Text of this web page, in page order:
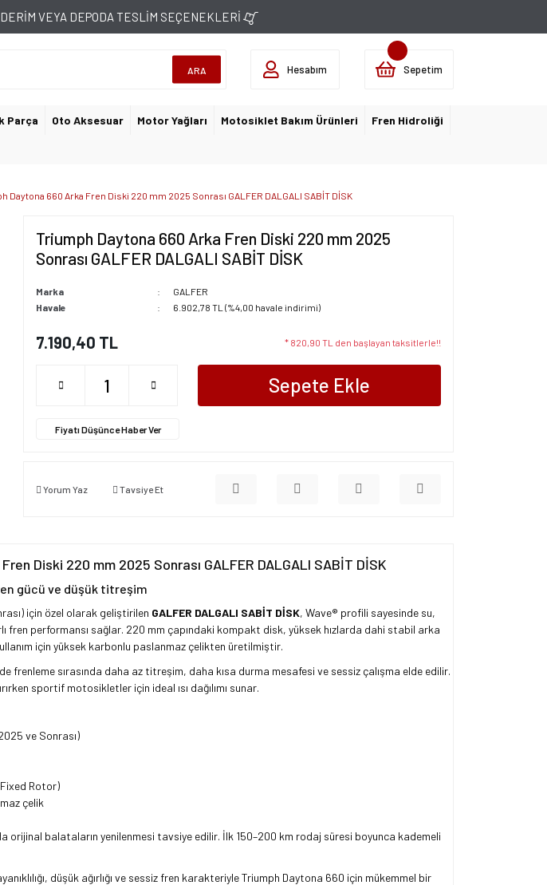
VEYA DEPODA TESLİM SEÇENEKLERİ
ARA Hesabım Sepetim
Parça Oto Aksesuar Motor Yağları Motosiklet Bakım Ürünleri Fren Hidroliği
Daytona 660 Arka Fren Diski 220 mm 2025 Sonrası GALFER DALGALI SABİT DİSK
Triumph Daytona 660 Arka Fren Diski 220 mm 2025
Sonrası GALFER DALGALI SABİT DİSK
Marka
GALFER
Havale
6.902,78 TL (%4,00 havale indirimi)
7.190,40 TL * 820,90 TL den başlayan taksitlerle!!
Sepete Ekle
Fiyatı Düşünce Haber Ver
Yorum Yaz Tavsiye Et
Diski 220 mm 2025 Sonrası GALFER DALGALI SABİT DİSK
gücü ve düşük titreşim
için özel olarak geliştirilen GALFER DALGALI SABİT DİSK, Wave® profili sayesinde su,
fren performansı sağlar. 220 mm çapındaki kompakt disk, yüksek hızlarda dahi stabil arka
için yüksek karbonlu paslanmaz çelikten üretilmiştir.
frenleme sırasında daha az titreşim, daha kısa durma mesafesi ve sessiz çalışma elde edilir.
sportif motosikletler için ideal ısı dağılımı sunar.
ve Sonrası)
Rotor)
çelik
orijinal balataların yenilenmesi tavsiye edilir. İlk 150–200 km rodaj süresi boyunca kademeli
düşük ağırlığı ve sessiz fren karakteriyle Triumph Daytona 660 için mükemmel bir